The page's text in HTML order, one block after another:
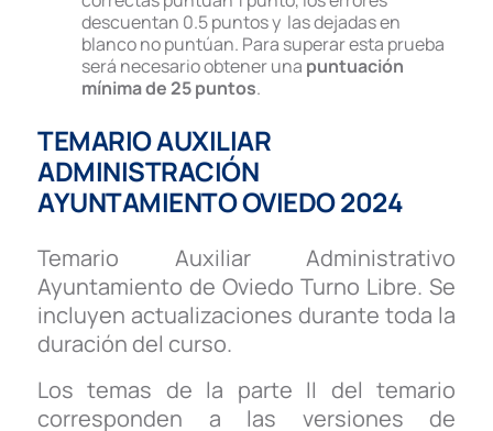
descuentan 0.5 puntos y las dejadas en
blanco no puntúan. Para superar esta prueba
será necesario obtener una puntuación
mínima de 25 puntos.
TEMARIO AUXILIAR
ADMINISTRACIÓN
AYUNTAMIENTO OVIEDO 2024
Temario Auxiliar Administrativo
Ayuntamiento de Oviedo Turno Libre. Se
incluyen actualizaciones durante toda la
duración del curso.
Los temas de la parte II del temario
corresponden a las versiones de